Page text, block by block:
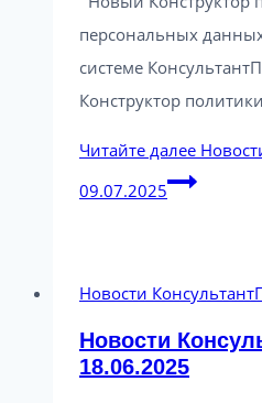
персональных
системе
Конструктор
Читайте далее
09.07.2025
Новости
Новости
18.06.2025